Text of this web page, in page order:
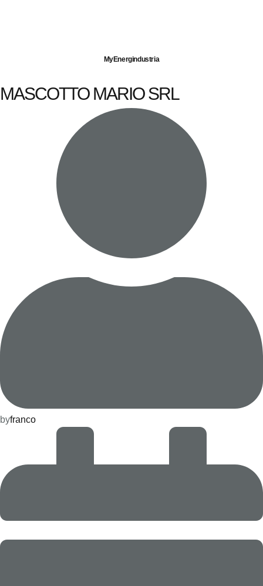
MyEnergindustria
MASCOTTO MARIO SRL
byfranco